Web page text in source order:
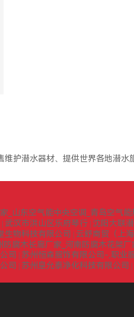
护潜水器材、提供世界各地潜水
_山东空气能中央空调_青岛空气
武汉市洪山区乐府琴行 沈阳大联
生物科技有限公司 云舒商贸（上
防腐木长廊厂家_河南防腐木花架
司 苏州恒森服饰有限公司-,职业
司 苏州皇允泰净化科技有限公司